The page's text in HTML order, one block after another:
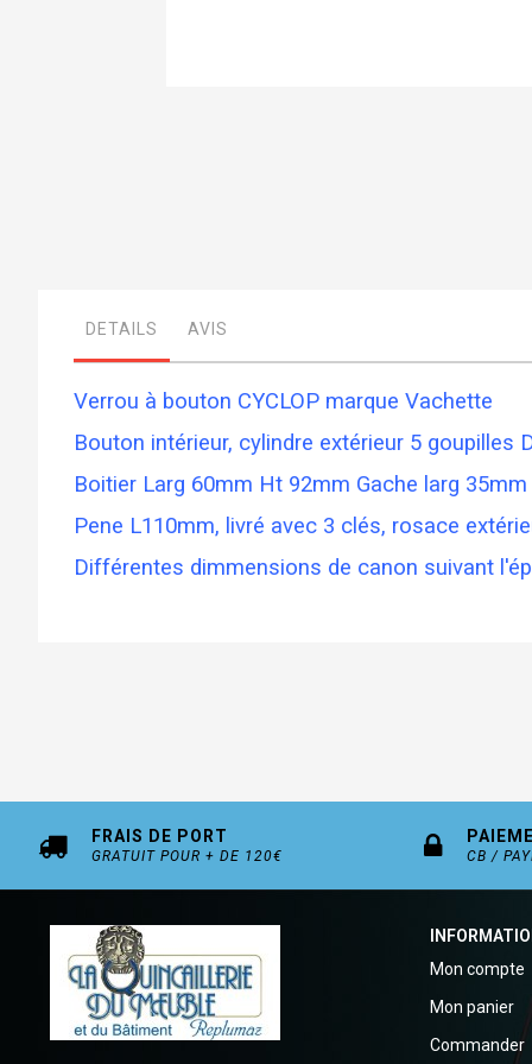
DETAILS
Verrou à bouton CYCLOP marque Vachette
Bouton intérieur, cylindre extérieur 5 goupilles
Boitier Larg 60mm Ht 92mm Gache larg
Pene L110mm, livré avec 3 clés, rosace
Différentes dimmensions de canon suivant
AVIS
FRAIS DE PORT
GRATUIT POUR + DE 120€ CB /
Mon compte
Mon panier
Commander